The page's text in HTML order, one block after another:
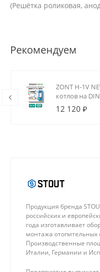
(Решётка роликовая,
Рекомендуем
ZONT H-1V
котлов на
12 120 ₽
Продукция бренда
российских и
года изготавливает
монтажа отопительных
Производственные
Италии, Германии и